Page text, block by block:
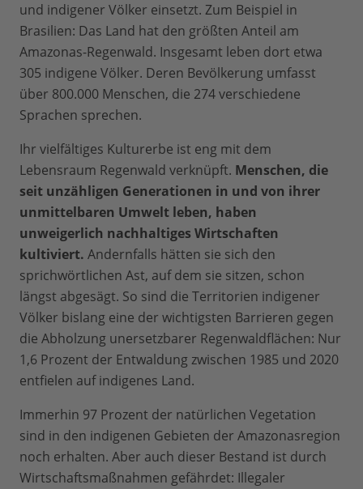
und indigener Völker einsetzt. Zum Beispiel in
Brasilien: Das Land hat den größten Anteil am
Amazonas-Regenwald. Insgesamt leben dort etwa
305 indigene Völker. Deren Bevölkerung umfasst
über 800.000 Menschen, die 274 verschiedene
Sprachen sprechen.
Ihr vielfältiges Kulturerbe ist eng mit dem
Lebensraum Regenwald verknüpft. Menschen, die
seit unzähligen Generationen in und von ihrer
unmittelbaren Umwelt leben, haben
unweigerlich nachhaltiges Wirtschaften
kultiviert. Andernfalls hätten sie sich den
sprichwörtlichen Ast, auf dem sie sitzen, schon
längst abgesägt. So sind die Territorien indigener
Völker bislang eine der wichtigsten Barrieren gegen
die Abholzung unersetzbarer Regenwaldflächen: Nur
1,6 Prozent der Entwaldung zwischen 1985 und 2020
entfielen auf indigenes Land.
Immerhin 97 Prozent der natürlichen Vegetation
sind in den indigenen Gebieten der Amazonasregion
noch erhalten. Aber auch dieser Bestand ist durch
Wirtschaftsmaßnahmen gefährdet: Illegaler